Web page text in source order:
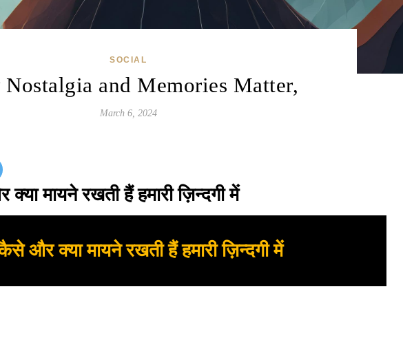
SOCIAL
Nostalgia and Memories Matter,
March 6, 2024
मायने रखती हैं हमारी ज़िन्दगी में
और क्या मायने रखती हैं हमारी ज़िन्दगी में